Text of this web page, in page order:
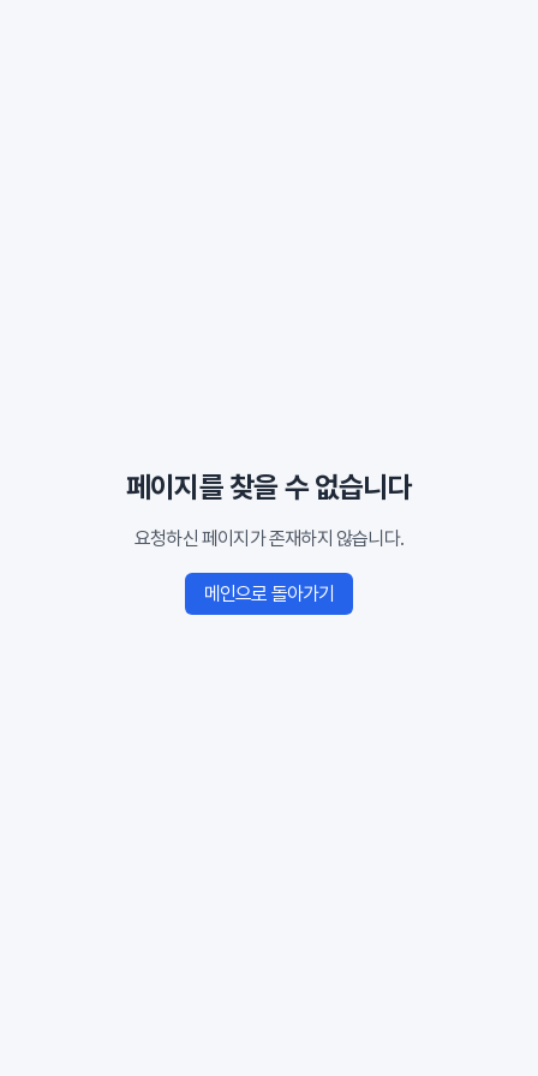
페이지를 찾을 수 없습니다
요청하신 페이지가 존재하지 않습니다.
메인으로 돌아가기